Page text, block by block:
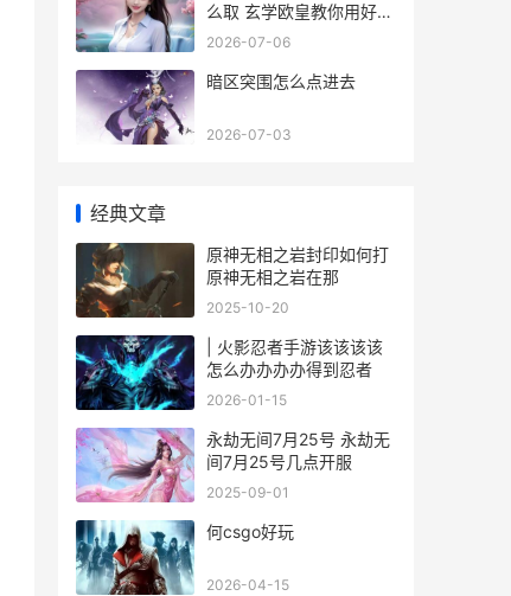
么取 玄学欧皇教你用好名
字赢在起跑线
2026-07-06
暗区突围怎么点进去
2026-07-03
经典文章
原神无相之岩封印如何打
原神无相之岩在那
2025-10-20
| 火影忍者手游该该该该
怎么办办办办得到忍者
2026-01-15
永劫无间7月25号 永劫无
间7月25号几点开服
2025-09-01
何csgo好玩
2026-04-15